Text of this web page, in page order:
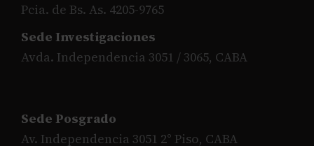
Pcia. de Bs. As. 4205-9765
Sede Investigaciones
Avda. Independencia 3051 / 3065, CABA
Sede Posgrado
Av. Independencia 3051 2° Piso, CABA